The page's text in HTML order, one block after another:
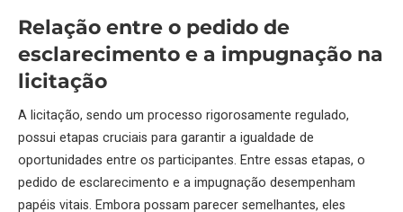
Relação entre o pedido de
esclarecimento e a impugnação na
licitação
A licitação, sendo um processo rigorosamente regulado,
possui etapas cruciais para garantir a igualdade de
oportunidades entre os participantes. Entre essas etapas, o
pedido de esclarecimento e a impugnação desempenham
papéis vitais. Embora possam parecer semelhantes, eles